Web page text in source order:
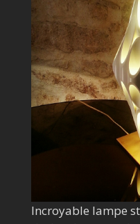
Incroyable lampe